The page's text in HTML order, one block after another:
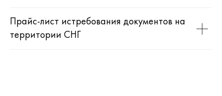
Прайс-лист истребования документов на
территории СНГ